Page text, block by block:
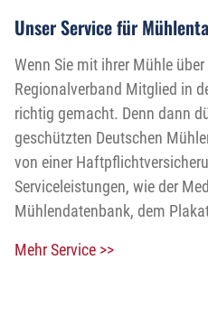
Unser Service für
Wenn Sie mit ihrer Mühle
Regionalverband Mitglied in
richtig gemacht. Denn dann
geschützten Deutschen
von einer
Serviceleistungen, wie der
Mühlendatenbank, dem
Mehr Service >>